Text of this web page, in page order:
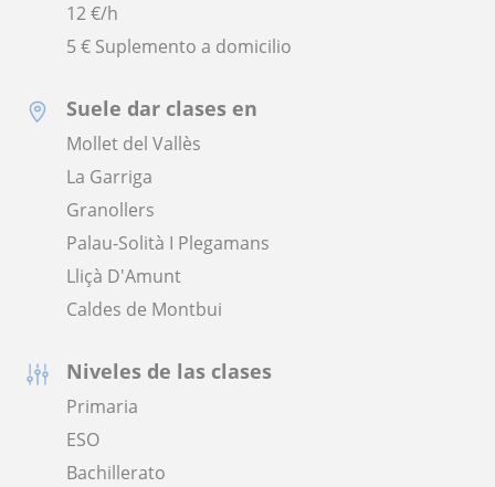
12€/h
5 € Suplemento a domicilio
Suele dar clases en
Mollet del Vallès
La Garriga
Granollers
Palau-Solità I Plegamans
Lliçà D'Amunt
Caldes de Montbui
Niveles de las clases
Primaria
ESO
Bachillerato